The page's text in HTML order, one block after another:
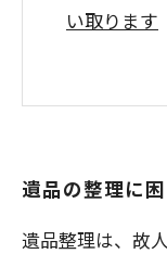
い取ります
遺品の整理に
遺品整理は、故